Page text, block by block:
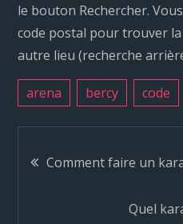
le bouton Rechercher.
code postal pour trouver la
autre lieu (recherche
arena bercy code
NComment faire un
Quel